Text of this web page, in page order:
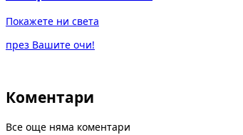
Покажете ни света
през Вашите очи!
Коментари
Все още няма коментари